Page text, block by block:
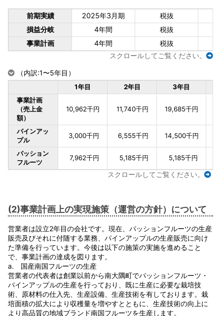
前期実績 2025年3月期
税抜
損益分岐
4年間 税抜
事業計画
4年間 税抜
スクロールしてご覧ください。
（内訳:1〜5年目）
1年目 2年目
3年目
事業計画
（売上金
額）
10,962千円 11,740千円 19,685千円
パインアッ
プル
3,000千円 6,555千円 14,500千円
パッション
フルーツ
7,962千円 5,185千円 5,185千円
スクロールしてご覧ください。
(2)事業計画上の実現施策（運営の方針）について
営業者は設立2年目の会社です。現在、パッションフルーツの生産
販売及びそれに付随する業務、パインアップルの生産販売に向け
た準備を行っています。今後は以下の施策の実施を進めること
で、事業計画の達成を図ります。
a. 国産南国フルーツの生産
営業者の代表者は創業以前から南大隅町でパッションフルーツ・
パインアップルの生産を行っており、既に生産に必要な栽培技
術、原材料の仕入先、生産設備、生産技術を有しております。栽
培面積の拡大により収穫量を増やすとともに、生産技術の向上に
より高品質の地域ブランド南国フルーツを生産します。